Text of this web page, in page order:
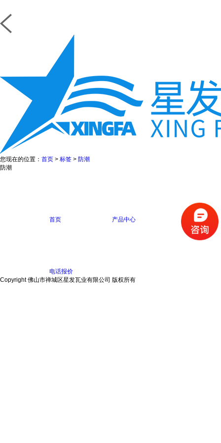
您现在的位置： 首页 > 标签 > 防潮
防潮
首页 产品中心 在线咨询
电话报价
Copyright 佛山市禅城区星发瓦业有限公司 版权所有